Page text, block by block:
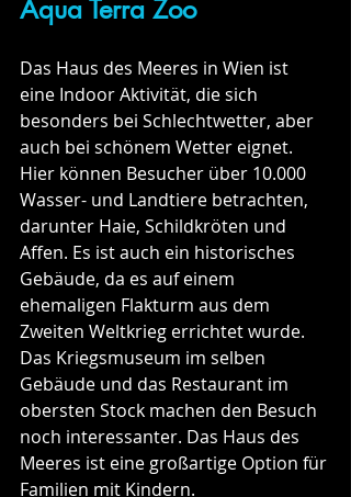
Aqua Terra Zoo
Das Haus des Meeres in Wien ist
eine Indoor Aktivität, die sich
besonders bei Schlechtwetter, aber
auch bei schönem Wetter eignet.
Hier können Besucher über 10.000
Wasser- und Landtiere betrachten,
darunter Haie, Schildkröten und
Affen. Es ist auch ein historisches
Gebäude, da es auf einem
ehemaligen Flakturm aus dem
Zweiten Weltkrieg errichtet wurde.
Das Kriegsmuseum im selben
Gebäude und das Restaurant im
obersten Stock machen den Besuch
noch interessanter. Das Haus des
Meeres ist eine großartige Option für
Familien mit Kindern.